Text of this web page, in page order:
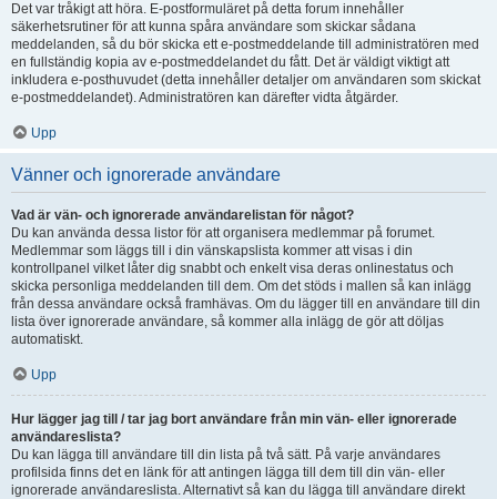
Det var tråkigt att höra. E-postformuläret på detta forum innehåller
säkerhetsrutiner för att kunna spåra användare som skickar sådana
meddelanden, så du bör skicka ett e-postmeddelande till administratören med
en fullständig kopia av e-postmeddelandet du fått. Det är väldigt viktigt att
inkludera e-posthuvudet (detta innehåller detaljer om användaren som skickat
e-postmeddelandet). Administratören kan därefter vidta åtgärder.
Upp
Vänner och ignorerade användare
Vad är vän- och ignorerade användarelistan för något?
Du kan använda dessa listor för att organisera medlemmar på forumet.
Medlemmar som läggs till i din vänskapslista kommer att visas i din
kontrollpanel vilket låter dig snabbt och enkelt visa deras onlinestatus och
skicka personliga meddelanden till dem. Om det stöds i mallen så kan inlägg
från dessa användare också framhävas. Om du lägger till en användare till din
lista över ignorerade användare, så kommer alla inlägg de gör att döljas
automatiskt.
Upp
Hur lägger jag till / tar jag bort användare från min vän- eller ignorerade
användareslista?
Du kan lägga till användare till din lista på två sätt. På varje användares
profilsida finns det en länk för att antingen lägga till dem till din vän- eller
ignorerade användareslista. Alternativt så kan du lägga till användare direkt